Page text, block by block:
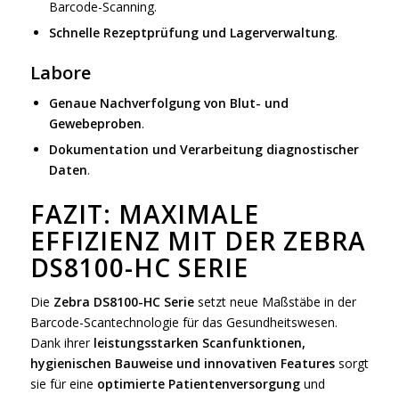
Barcode-Scanning.
Schnelle Rezeptprüfung und Lagerverwaltung.
Labore
Genaue Nachverfolgung von Blut- und
Gewebeproben.
Dokumentation und Verarbeitung diagnostischer
Daten.
FAZIT: MAXIMALE
EFFIZIENZ MIT DER ZEBRA
DS8100-HC SERIE
Die Zebra DS8100-HC Seriesetzt neue Maßstäbe in der
Barcode-Scantechnologie für das Gesundheitswesen.
Dank ihrer leistungsstarken Scanfunktionen,
hygienischen Bauweise und innovativen Featuressorgt
sie für eine optimierte Patientenversorgungund